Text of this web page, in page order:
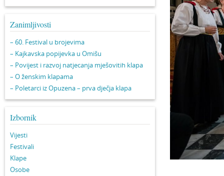
Zanimljivosti
– 60. Festival u brojevima
– Kajkavska popijevka u Omišu
– Povijest i razvoj natjecanja mješovitih klapa
– O ženskim klapama
– Poletarci iz Opuzena – prva dječja klapa
Izbornik
Vijesti
Festivali
Klape
Osobe